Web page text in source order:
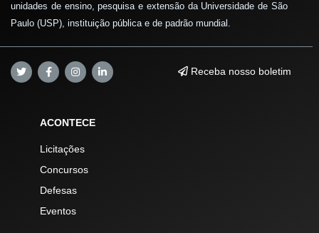
unidades de ensino, pesquisa e extensão da Universidade de São
Paulo (USP), instituição pública e de padrão mundial.
Receba nosso boletim
ACONTECE
Licitações
Concursos
Defesas
Eventos